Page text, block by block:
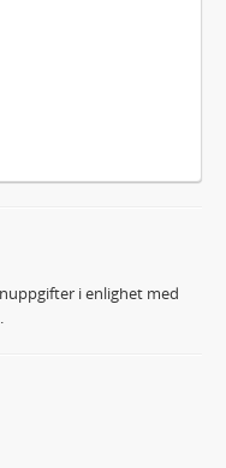
i enlighet med